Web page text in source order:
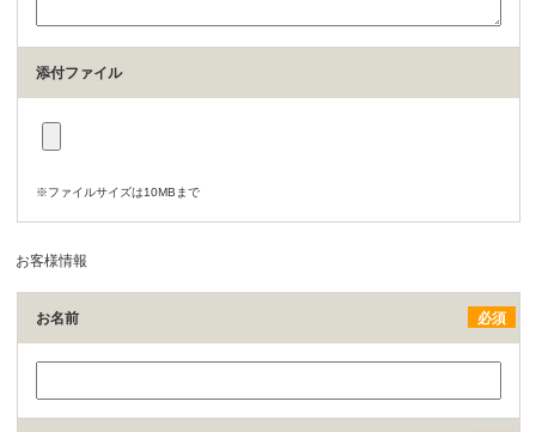
添付ファイル
※ファイルサイズは10MBまで
お客様情報
必須
お名前